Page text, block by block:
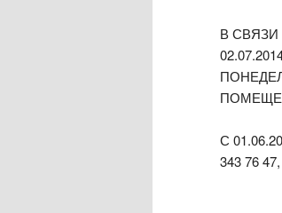
В
С
343 76